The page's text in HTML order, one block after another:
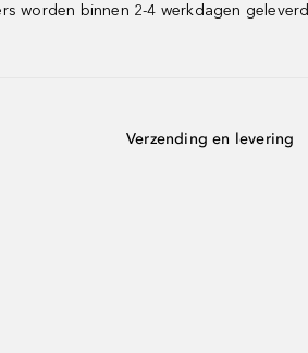
worden binnen 2-4 werkdagen
Verzending en levering